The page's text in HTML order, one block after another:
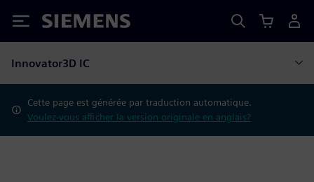
Siemens
Innovator3D IC
Cette page est générée par traduction automatique.
Voulez-vous afficher la version originale en anglais?